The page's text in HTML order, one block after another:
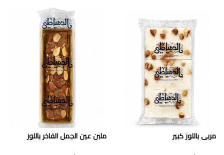
مربى باللوز كبير ملبن عين الجمل الفاخر باللوز